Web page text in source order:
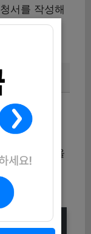
서를 작성해
러 신청해
032-500-
익한 경험을
해보세요.
신청자